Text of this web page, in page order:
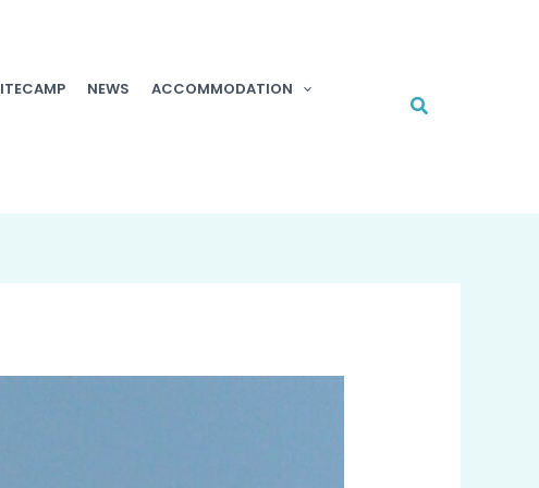
NEWS
ACCOMMODATION
Cerca